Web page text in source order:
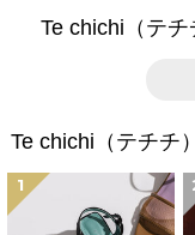
Te chichi（テ
Te chichi（テチチ
1